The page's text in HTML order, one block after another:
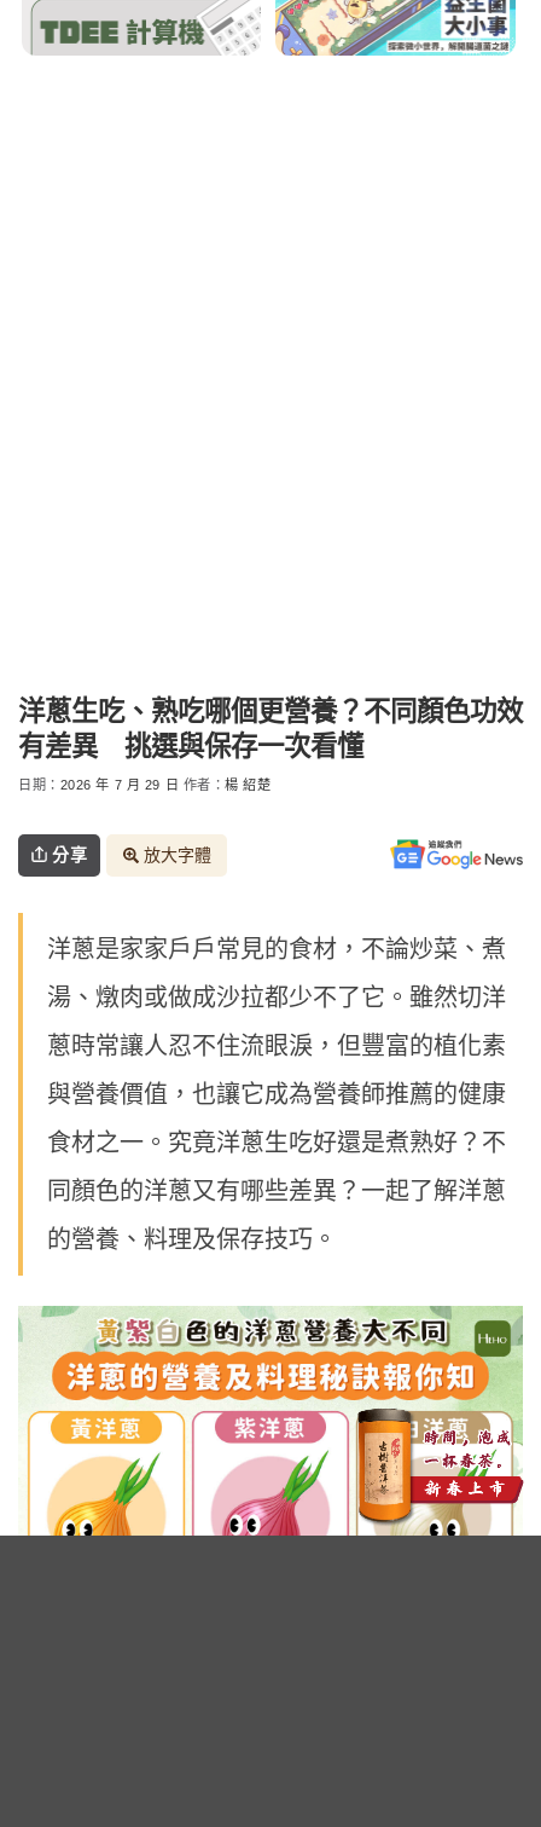
洋蔥生吃、熟吃哪個更營養？不同顏色功效
有差異 挑選與保存一次看懂
日期： 2026 年 7 月 29 日 作者：楊 紹楚
分享 放大字體
洋蔥是家家戶戶常見的食材，不論炒菜、煮
湯、燉肉或做成沙拉都少不了它。雖然切洋
蔥時常讓人忍不住流眼淚，但豐富的植化素
與營養價值，也讓它成為營養師推薦的健康
食材之一。究竟洋蔥生吃好還是煮熟好？不
同顏色的洋蔥又有哪些差異？一起了解洋蔥
的營養、料理及保存技巧。